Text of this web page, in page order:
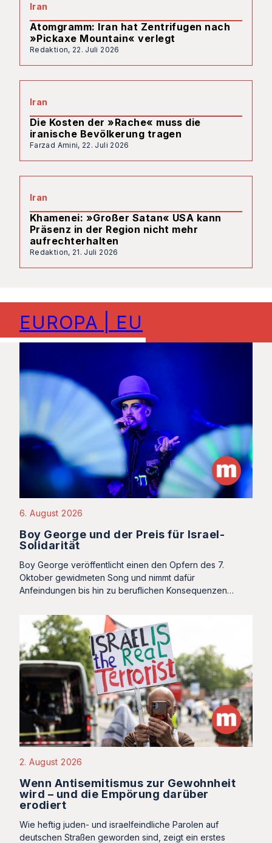
Iran
Atomgramm: Iran hat Zentrifugen nach
»Pickaxe Mountain« verlegt
Redaktion, 22. Juli 2026
Iran
Die Kosten der »Rache« muss die
iranische Bevölkerung tragen
Farzad Amini, 22. Juli 2026
Iran
Khamenei: »Großer Satan« USA kann
Präsenz in der Region nicht mehr
aufrechterhalten
Redaktion, 21. Juli 2026
EUROPA | EU
6. August 2026
Boy George und der Preis für Israel-
Solidarität
Boy George veröffentlicht einen den Opfern des 7.
Oktober gewidmeten Song und nimmt dafür
Anfeindungen bis hin zu beruflichen Konsequenzen…
2. August 2026
Wenn Antisemitismus zur Gewohnheit
wird – und die Empörung darüber
erodiert
Wie heftig juden- und israelfeindliche Parolen auf
deutschen Straßen geworden sind, zeigt ein erstes